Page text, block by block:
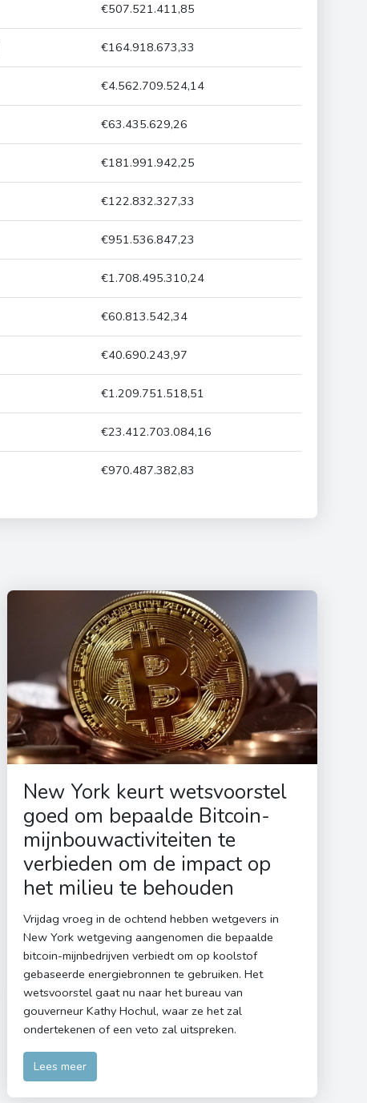
€507.521.411,85
€164.918.673,33
€4.562.709.524,14
€63.435.629,26
€181.991.942,25
€122.832.327,33
€951.536.847,23
€1.708.495.310,24
€60.813.542,34
€40.690.243,97
€1.209.751.518,51
€23.412.703.084,16
€970.487.382,83
New York keurt wetsvoorstel
goed om bepaalde Bitcoin-
mijnbouwactiviteiten te
verbieden om de impact op
het milieu te behouden
Vrijdag vroeg in de ochtend hebben wetgevers in
New York wetgeving aangenomen die bepaalde
bitcoin-mijnbedrijven verbiedt om op koolstof
gebaseerde energiebronnen te gebruiken. Het
wetsvoorstel gaat nu naar het bureau van
gouverneur Kathy Hochul, waar ze het zal
ondertekenen of een veto zal uitspreken.
Lees meer